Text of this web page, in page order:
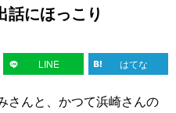
話にほっこり
LINE はてな
さんと、かつて浜崎さんの